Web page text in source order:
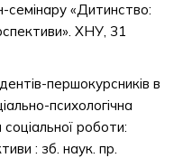
«Дитинство:
ХНУ, 31
першокурсників в
психологічна
роботи:
: зб. наук. пр.